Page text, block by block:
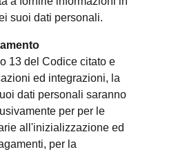
suoi dati personali.
13 del Codice citato e
ed integrazioni, la
dati personali saranno
per per le
all'inizializzazione ed
per la